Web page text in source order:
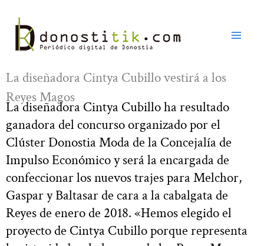
contenido
La diseñadora Cintya Cubillo vestirá a los
Reyes Magos
La diseñadora Cintya Cubillo ha resultado
ganadora del concurso organizado por el
Clúster Donostia Moda de la Concejalía de
Impulso Económico y será la encargada de
confeccionar los nuevos trajes para Melchor,
Gaspar y Baltasar de cara a la cabalgata de
Reyes de enero de 2018. «Hemos elegido el
proyecto de Cintya Cubillo porque representa